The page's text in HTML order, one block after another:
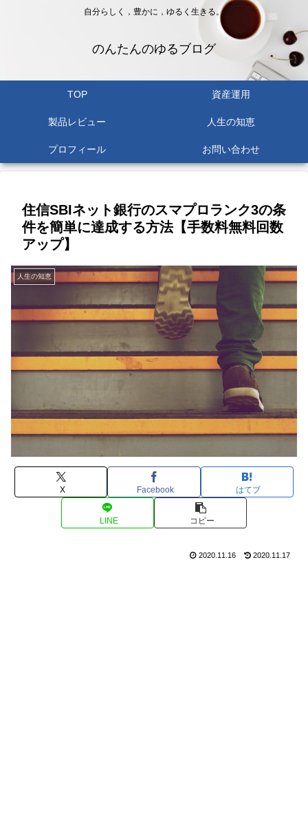
自分らしく，豊かに，ゆるく生きる。
のんたんのゆるブログ
TOP 資産運用
製品レビュー 人生の知恵
プロフィール お問い合わせ
住信SBIネット銀行のスマプロランク3の条
件を簡単に達成する方法【手数料無料回数
アップ】
人生の知恵
X Facebook はてブ
LINE コピー
2020.11.16 2020.11.17